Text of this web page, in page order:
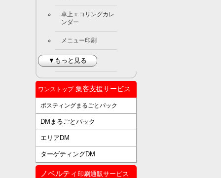
卓上エコリングカレ
ンダー
メニュー印刷
▼もっと見る
ワンストップ集客支援サービス
ポスティングまるごとパック
DMまるごとパック
エリアDM
ターゲティングDM
ノベルティ 印刷通販サービス